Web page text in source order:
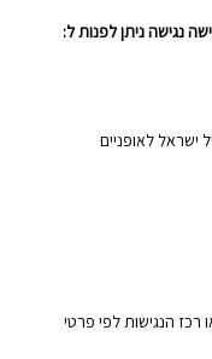
נגישהניתן לפנות ל:
ישראל לאופניים
רכז הנגישות לפי פרטי